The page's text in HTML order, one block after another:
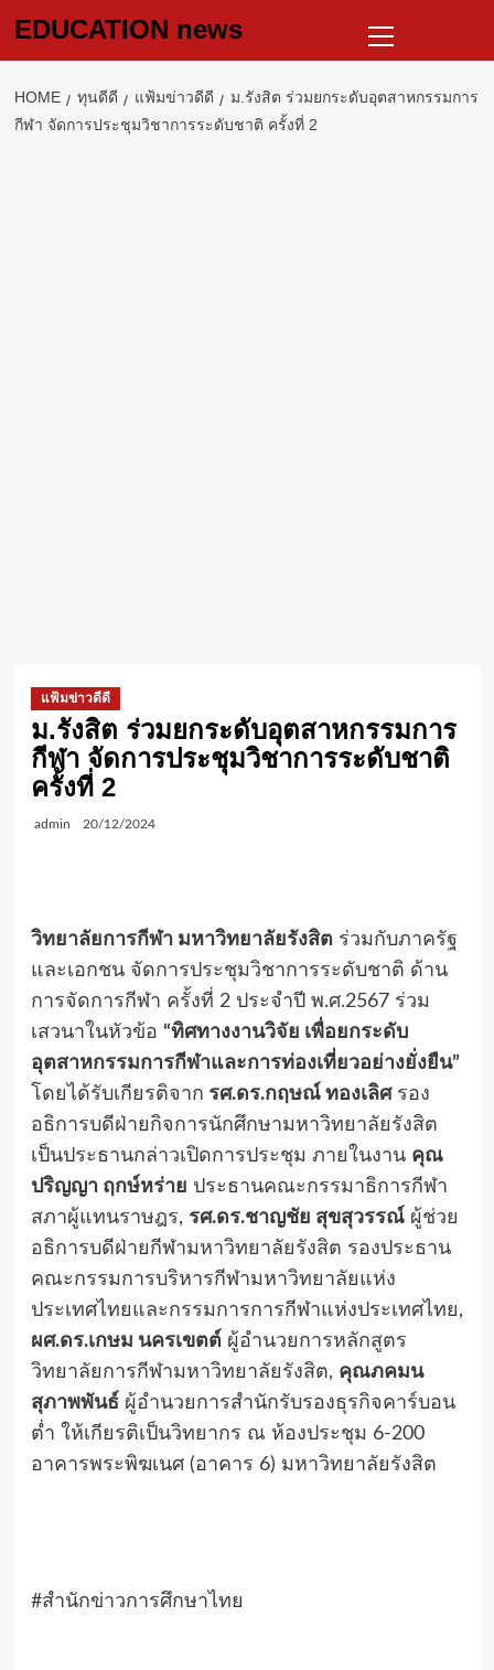
EDUCATION news
Menu
HOME ทุนดีดี แฟ้มข่าวดีดี
ม.รังสิต ร่วมยกระดับอุตสาหกรรมการ
กีฬา จัดการประชุมวิชาการระดับชาติ ครั้งที่ 2
แฟ้มข่าวดีดี
ม.รังสิต ร่วมยกระดับอุตสาหกรรมการ
กีฬา จัดการประชุมวิชาการระดับชาติ
ครั้งที่ 2
admin 20/12/2024
วิทยาลัยการกีฬา มหาวิทยาลัยรังสิตร่วมกับภาครัฐ
และเอกชน จัดการประชุมวิชาการระดับชาติ ด้าน
การจัดการกีฬา ครั้งที่ 2 ประจำปี พ.ศ.2567 ร่วม
เสวนาในหัวข้อ “ทิศทางงานวิจัย เพื่อยกระดับ
อุตสาหกรรมการกีฬาและการท่องเที่ยวอย่างยั่งยืน”
โดยได้รับเกียรติจาก รศ.ดร.กฤษณ์ ทองเลิศรอง
อธิการบดีฝ่ายกิจการนักศึกษามหาวิทยาลัยรังสิต
เป็นประธานกล่าวเปิดการประชุม ภายในงาน คุณ
ปริญญา ฤกษ์หร่าย ประธานคณะกรรมาธิการกีฬา
สภาผู้แทนราษฎร, รศ.ดร.ชาญชัย สุขสุวรรณ์ผู้ช่วย
อธิการบดีฝ่ายกีฬามหาวิทยาลัยรังสิต รองประธาน
คณะกรรมการบริหารกีฬามหาวิทยาลัยแห่ง
ประเทศไทยและกรรมการการกีฬาแห่งประเทศไทย,
ผศ.ดร.เกษม นครเขตต์ผู้อำนวยการหลักสูตร
วิทยาลัยการกีฬามหาวิทยาลัยรังสิต, คุณภคมน
สุภาพพันธ์ผู้อำนวยการสำนักรับรองธุรกิจคาร์บอน
ต่ำ ให้เกียรติเป็นวิทยากร ณ ห้องประชุม 6-200
อาคารพระพิฆเนศ (อาคาร 6) มหาวิทยาลัยรังสิต
#สำนักข่าวการศึกษาไทย